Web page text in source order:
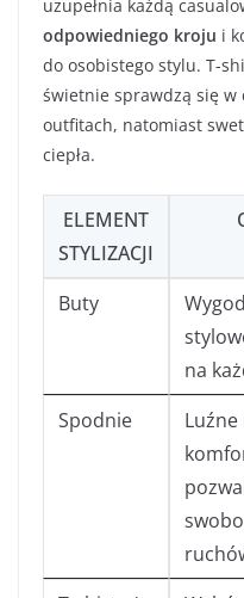
uzupełnia każdą
odpowiedniego kroju i
do osobistego stylu. T-
świetnie sprawdzą się w
outfitach, natomiast
ciepła.
ELEMENT
STYLIZACJI
Buty
na
Spodnie
Luźne